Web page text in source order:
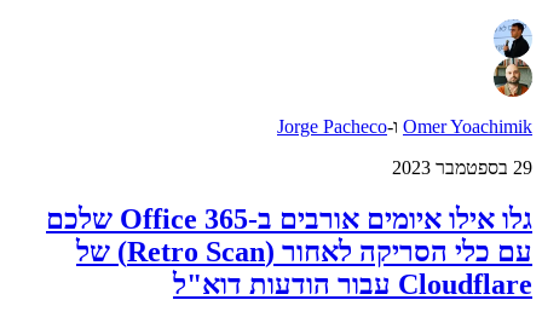
Omer Yoachimik ו-Jorge Pacheco
29 בספטמבר 2023
גלו אילו איומים אורבים ב-Office 365 שלכם
עם כלי הסריקה לאחור (Retro Scan) של
Cloudflare עבור הודעות דוא"ל